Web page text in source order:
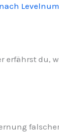
erfährst du,